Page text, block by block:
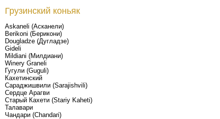
Грузинский коньяк
Askaneli (Асканели)
Berikoni (Берикони)
Dougladze (Дугладзе)
Gideli
Mildiani (Милдиани)
Winery Graneli
Гугули (Guguli)
Кахетинский
Сараджишвили (Sarajishvili)
Сердце Арагви
Старый Кахети (Stariy Kaheti)
Талавари
Чандари (Chandari)